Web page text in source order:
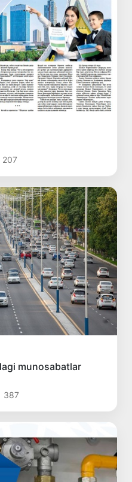
207
munosabatlar
387